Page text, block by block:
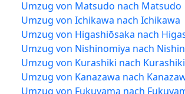
Umzug von Matsudo nach Matsudo
Umzug von Ichikawa nach Ichikawa
Umzug von Higashiōsaka nach
Umzug von Nishinomiya nach
Umzug von Kurashiki nach Kurashiki
Umzug von Kanazawa nach
Umzug von Fukuyama nach